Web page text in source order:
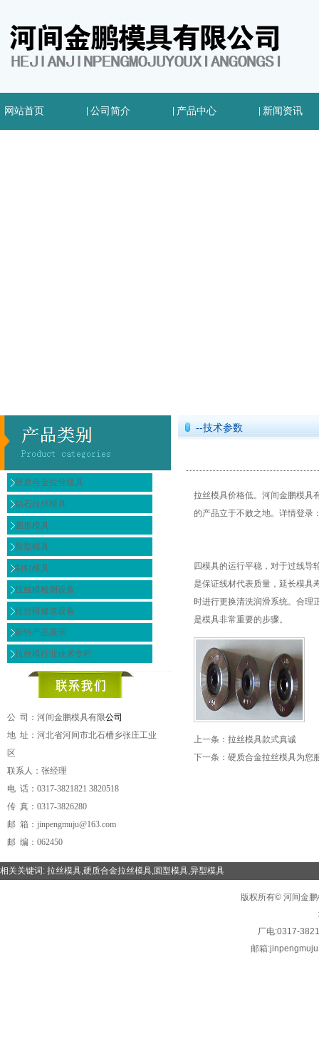
网站首页 公司简介 产品中心 新闻资讯
硬质合金拉丝模具
钻石拉丝模具
圆形模具
异型模具
制钉模具
拉丝模检测设备
拉丝模修造设备
新特产品展示
拉丝模行业技术专栏
公 司：河间金鹏模具有限公司
地 址：河北省河间市北石槽乡张庄工业
区
联系人：张经理
电 话：0317-3821821 3820518
传 真：0317-3826280
邮 箱：jinpengmuju@163.com
邮 编：062450
--技术参数
拉丝模具价格低。河间金鹏模具
的产品立于不败之地。 详情登录
四模具的运行平稳，对于过线导
是保证线材代表质量，延长模具
时进行更换清洗润滑系统。合理
是模具非常重要的步骤。
上一条： 拉丝模具款式真诚
下一条： 硬质合金拉丝模具为您
相关关键词: 拉丝模具,硬质合金拉丝模具,圆型模具,异型模具
版权所有© 河间金
厂电:0317-
邮箱: